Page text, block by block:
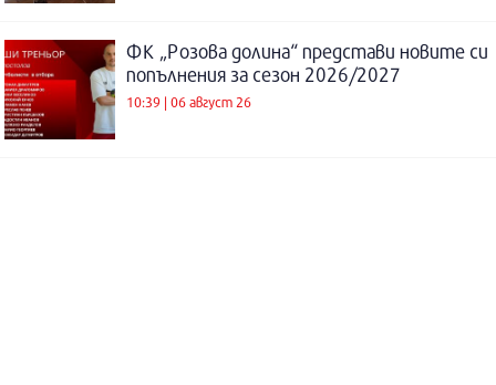
ФК „Розова долина“ представи новите си
попълнения за сезон 2026/2027
10:39 | 06 август 26